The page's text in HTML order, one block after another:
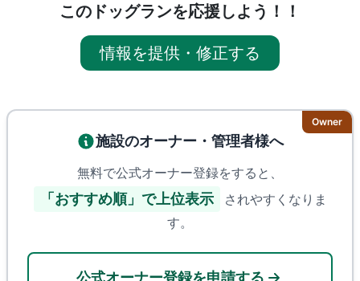
このドッグランを応援しよう！！
情報を提供・修正する
Owner
施設のオーナー・管理者様へ
無料で公式オーナー登録をすると、
「おすすめ順」で上位表示
されやすくなりま
す。
公式オーナー登録を申請する